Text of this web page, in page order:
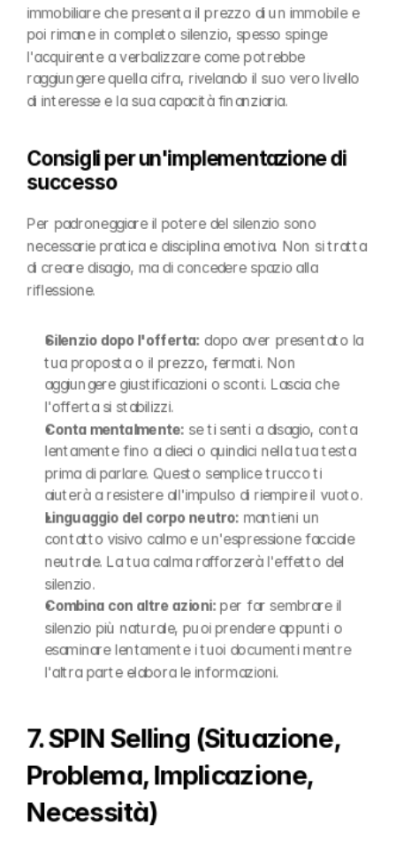
immobiliare che presenta il prezzo di un immobile e
poi rimane in completo silenzio, spesso spinge
l'acquirente a verbalizzare come potrebbe
raggiungere quella cifra, rivelando il suo vero livello
di interesse e la sua capacità finanziaria.
Consigli per un'implementazione di
successo
Per padroneggiare il potere del silenzio sono
necessarie pratica e disciplina emotiva. Non si tratta
di creare disagio, ma di concedere spazio alla
riflessione.
Silenzio dopo l'offerta: dopo aver presentato la
tua proposta o il prezzo, fermati. Non
aggiungere giustificazioni o sconti. Lascia che
l'offerta si stabilizzi.
Conta mentalmente: se ti senti a disagio, conta
lentamente fino a dieci o quindici nella tua testa
prima di parlare. Questo semplice trucco ti
aiuterà a resistere all'impulso di riempire il vuoto.
Linguaggio del corpo neutro: mantieni un
contatto visivo calmo e un'espressione facciale
neutrale. La tua calma rafforzerà l'effetto del
silenzio.
Combina con altre azioni: per far sembrare il
silenzio più naturale, puoi prendere appunti o
esaminare lentamente i tuoi documenti mentre
l'altra parte elabora le informazioni.
7. SPIN Selling (Situazione,
Problema, Implicazione,
Necessità)